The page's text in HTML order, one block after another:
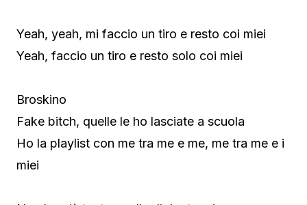
Yeah, yeah, mi faccio un tiro e resto coi miei
Yeah, faccio un tiro e resto solo coi miei
Broskino
Fake bitch, quelle le ho lasciate a scuola
Ho la playlist con me tra me e me, me tra me e i
miei